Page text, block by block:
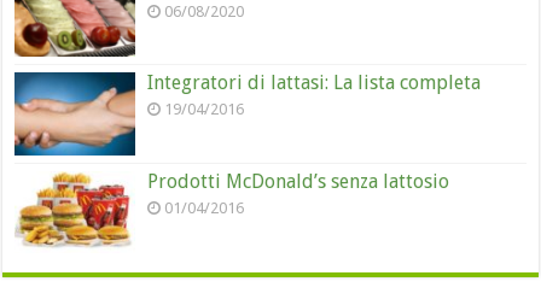
06/08/2020
Integratori di lattasi: La lista completa
19/04/2016
Prodotti McDonald’s senza lattosio
01/04/2016